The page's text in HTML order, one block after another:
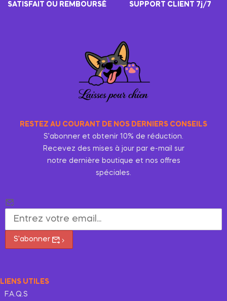
SATISFAIT OU REMBOURSÉ SUPPORT CLIENT 7j/7
RESTEZ AU COURANT DE NOS DERNIERS CONSEILS
S’abonner et obtenir 10% de réduction.
Recevez des mises à jour par e-mail sur
notre dernière boutique et nos offres
spéciales.
S'abonner
LIENS UTILES
F.A.Q.S